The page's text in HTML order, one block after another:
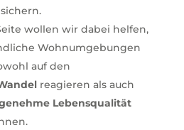
wollen wir dabei helfen,
Wohnumgebungen
auf den
reagieren als auch
Lebensqualität